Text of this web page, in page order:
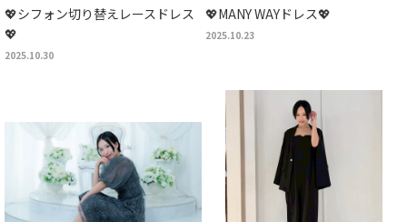
💖シフォン切り替えレースドレス
💖
2025.10.30
💖MANY WAYドレス💖
2025.10.23